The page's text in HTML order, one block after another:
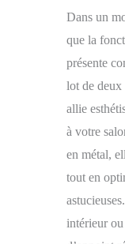
Dans un
que la
présente
lot de deux
allie
à votre
en métal,
tout en
intérieur